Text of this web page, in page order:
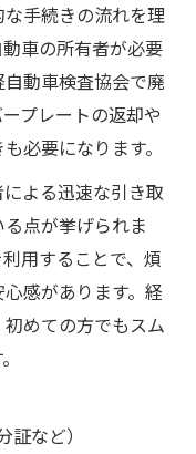
よくある注意点
めの重要アドバ
つけたいポイン
情も押さえよう
択に活かす方法
有利に進めるコ
に活きる理由
びつける視点
のポイント
手続きの流れを理
車の所有者が必要
動車検査協会で廃
プレートの返却や
必要になります。
よる迅速な引き取
点が挙げられま
用することで、煩
感があります。経
めての方でもスム
など）